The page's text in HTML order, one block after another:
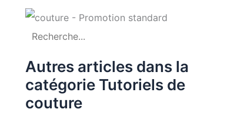
Autres articles dans la
catégorie Tutoriels de
couture